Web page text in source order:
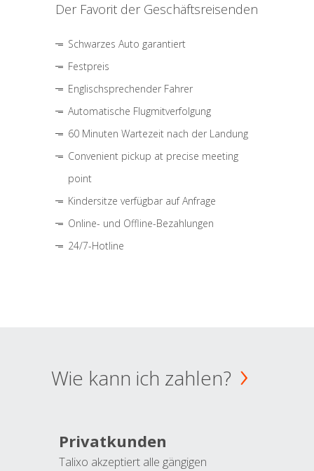
Der Favorit der Geschäftsreisenden
Schwarzes Auto garantiert
Festpreis
Englischsprechender Fahrer
Automatische Flugmitverfolgung
60 Minuten Wartezeit nach der Landung
Convenient pickup at precise meeting
point
Kindersitze verfügbar auf Anfrage
Online- und Offline-Bezahlungen
24/7-Hotline
Wie kann ich zahlen?
Privatkunden
Talixo akzeptiert alle gängigen